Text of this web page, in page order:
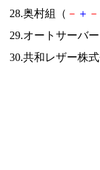
28.奥村組（ － ＋ －
29.オートサーバ
30.共和レザー株